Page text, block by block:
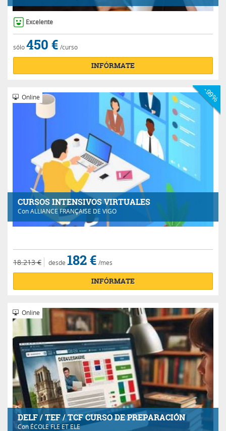
Excelente
sólo450 € /curso
INFÓRMATE
CURSOS INTENSIVOS VIRTUALES
ConALLIANCE FRANÇAISE DE VIGO
Online -99%
18.213 € desde 182 € /mes
INFÓRMATE
DELF / TEF / TCF CURSO DE PREPARACIÓN
Con ÉCOLE FLE ET ELE
Online